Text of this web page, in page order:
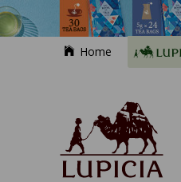
Home